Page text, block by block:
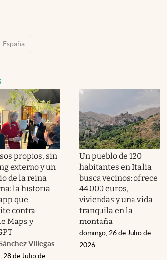
España
propios, sin
externo y un
de la reina
la historia
que
contra
Maps y
Villegas
28 de Julio de
Un pueblo de 120
habitantes en Italia
busca vecinos: ofrece
44.000 euros,
viviendas y una vida
tranquila en la
montaña
domingo, 26 de Julio de
2026